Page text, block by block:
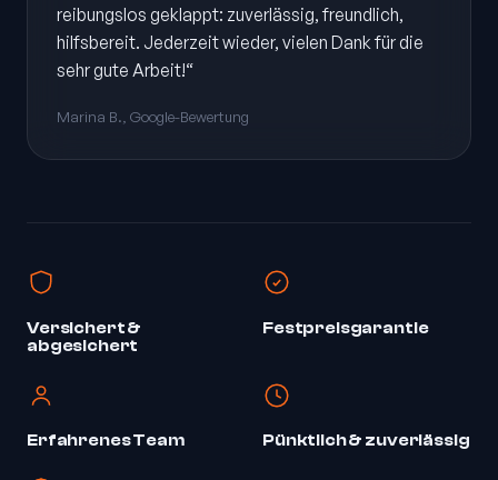
reibungslos geklappt: zuverlässig, freundlich,
hilfsbereit. Jederzeit wieder, vielen Dank für die
sehr gute Arbeit!“
Marina B., Google-Bewertung
Versichert &
abgesichert
Festpreisgarantie
Erfahrenes Team Pünktlich & zuverlässig